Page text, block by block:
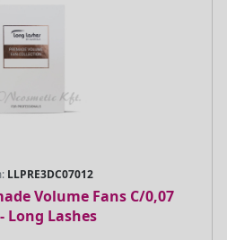
LLPRE3DC07012
Volume Fans C/0,07
Long Lashes